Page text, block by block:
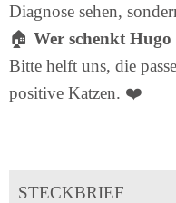
Diagnose sehen,
🏠 Wer schenkt Hugo
Bitte helft uns, die
positive Katzen. ❤️
STECKBRIEF